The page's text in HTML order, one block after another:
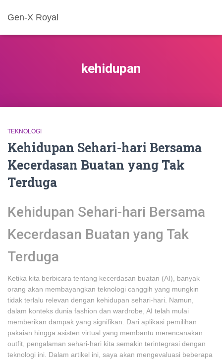
Gen-X Royal
kehidupan
TEKNOLOGI
Kehidupan Sehari-hari Bersama
Kecerdasan Buatan yang Tak
Terduga
Kehidupan Sehari-hari Bersama
Kecerdasan Buatan yang Tak
Terduga
Ketika kita berbicara tentang kecerdasan buatan (AI), banyak
orang akan membayangkan teknologi canggih yang mungkin
tidak terlalu relevan dengan kehidupan sehari-hari. Namun,
dalam konteks dunia fashion dan wardrobe, AI telah mulai
memberikan dampak yang signifikan. Dari aplikasi pemilihan
pakaian hingga asisten virtual yang membantu merencanakan
outfit, pengalaman sehari-hari kita semakin terintegrasi dengan
teknologi ini. Dalam artikel ini, saya akan mengevaluasi beberapa